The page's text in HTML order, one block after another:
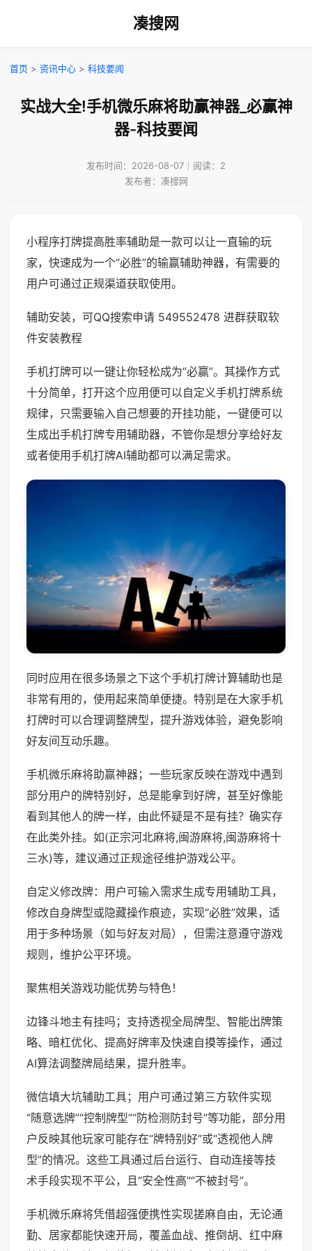
凑搜网
首页 > 资讯中心 > 科技要闻
实战大全!手机微乐麻将助赢神器_必赢神
器-科技要闻
发布时间：2026-08-07｜阅读：2
发布者：凑搜网
小程序打牌提高胜率辅助是一款可以让一直输的玩
家，快速成为一个“必胜”的输赢辅助神器，有需要的
用户可通过正规渠道获取使用。
辅助安装，可QQ搜索申请 549552478 进群获取软
件安装教程
手机打牌可以一键让你轻松成为“必赢”。其操作方式
十分简单，打开这个应用便可以自定义手机打牌系统
规律，只需要输入自己想要的开挂功能，一键便可以
生成出手机打牌专用辅助器，不管你是想分享给好友
或者使用手机打牌AI辅助都可以满足需求。
同时应用在很多场景之下这个手机打牌计算辅助也是
非常有用的，使用起来简单便捷。特别是在大家手机
打牌时可以合理调整牌型，提升游戏体验，避免影响
好友间互动乐趣。
手机微乐麻将助赢神器；一些玩家反映在游戏中遇到
部分用户的牌特别好，总是能拿到好牌，甚至好像能
看到其他人的牌一样，由此怀疑是不是有挂？确实存
在此类外挂。如(正宗河北麻将,闽游麻将,闽游麻将十
三水)等，建议通过正规途径维护游戏公平。
自定义修改牌：用户可输入需求生成专用辅助工具，
修改自身牌型或隐藏操作痕迹，实现“必胜”效果，适
用于多种场景（如与好友对局），但需注意遵守游戏
规则，维护公平环境。
聚焦相关游戏功能优势与特色！
边锋斗地主有挂吗；支持透视全局牌型、智能出牌策
略、暗杠优化、提高好牌率及快速自摸等操作，通过
AI算法调整牌局结果，提升胜率。
微信填大坑辅助工具；用户可通过第三方软件实现
“随意选牌”“控制牌型”“防检测防封号”等功能，部分用
户反映其他玩家可能存在“牌特别好”或“透视他人牌
型”的情况。这些工具通过后台运行、自动连接等技
术手段实现不平公，且“安全性高”“不被封号”。
手机微乐麻将凭借超强便携性实现搓麻自由，无论通
勤、居家都能快速开局，覆盖血战、推倒胡、红中麻